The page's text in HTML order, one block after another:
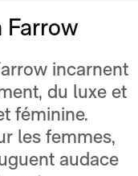
Farrow
incarnent
du luxe et
féminine.
les femmes,
audace